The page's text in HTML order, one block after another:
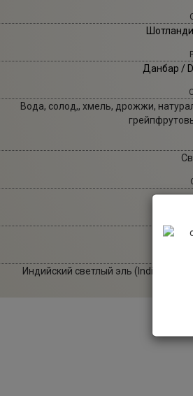
Данбар /
Вода, солод,, хмель, дрожжи,
Индийский светлый эль (India Pale